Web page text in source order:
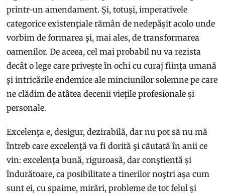
printr-un amendament. Şi, totuşi, imperativele
categorice existenţiale rămân de nedepăşit acolo unde
vorbim de formarea şi, mai ales, de transformarea
oamenilor. De aceea, cel mai probabil nu va rezista
decât o lege care priveşte în ochi cu curaj fiinţa umană
şi intricările endemice ale minciunilor solemne pe care
ne clădim de atâtea decenii vieţile profesionale şi
personale.
Excelenţa e, desigur, dezirabilă, dar nu pot să nu mă
întreb care excelenţă va fi dorită şi căutată în anii ce
vin: excelenţa bună, riguroasă, dar conştientă şi
îndurătoare, ca posibilitate a tinerilor noştri aşa cum
sunt ei, cu spaime, mirări, probleme de tot felul şi